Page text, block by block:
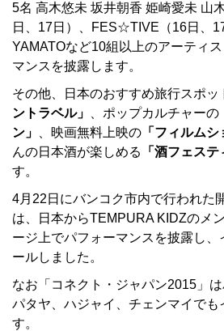
5名 高木悠未 坂井朝香 姫崎愛未 山
日、17日）、FES☆TIVE（16日、
YAMATOなど10組以上のアーティ
マンスを披露します。
その他、日本のおすすめ旅行スポッ
ントラベル」
、ポップカルチャーの
ン」
、映画無料上映の 「フィルムシ
んの日本酒が楽しめる
「酒フェステ
す。
4月22日にバンコク市内で行われた
は、日本からTEMPURA KIDZのメ
ージ上でパフォーマンスを披露し
ールしました。
なお「コネクト・ジャパン2015」は
パタヤ、ハジャイ、チェンマイでも
す。